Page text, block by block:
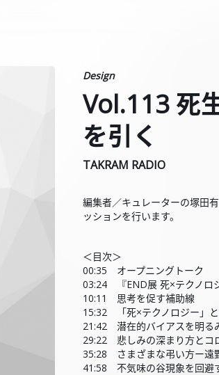
Design
Vol.113 死
を引く
TAKRAM RADIO
編集者／キュレーターの塚田
ッションを行います。
＜目次＞
00:35 オープニングトーク
03:24 『END展 死×テクノロ
10:11 思考を促す補助線
15:32 「死×テクノロジー」
21:42 潜在的バイアスを明る
29:22 悲しみの深まり方とコ
35:28 さまざまな弔い方ー遠
41:58 不気味の谷現象を回避